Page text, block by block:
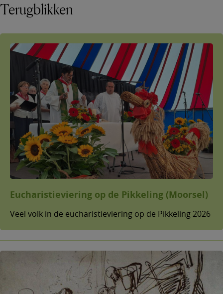
Terugblikken
Eucharistieviering op de Pikkeling (Moorsel)
Veel volk in de eucharistieviering op de Pikkeling 2026